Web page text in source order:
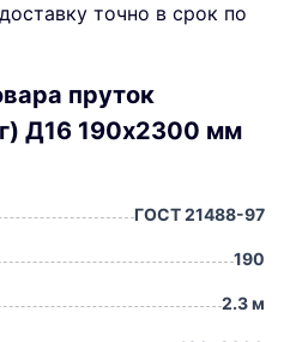
точно в срок по
пруток
Д16 190х2300 мм
ГОСТ 21488-97
190
2.3 м